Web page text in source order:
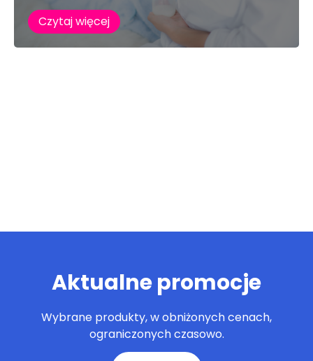
Czytaj więcej
Aktualne promocje
Wybrane produkty, w obniżonych cenach,
ograniczonych czasowo.